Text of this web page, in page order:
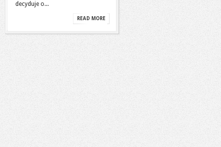
decyduje o...
READ MORE